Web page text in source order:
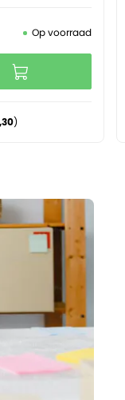
Op voorraad
)